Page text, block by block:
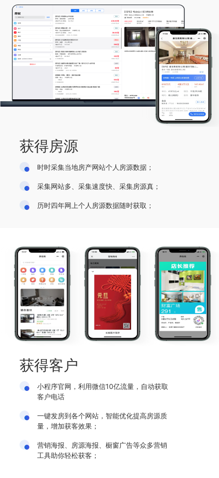
获得房源
时时采集当地房产网站个人房源数据；
采集网站多、采集速度快、采集房源真；
历时四年网上个人房源数据随时获取；
获得客户
小程序官网，利用微信10亿流量，自动获取
客户电话
一键发房到各个网站，智能优化提高房源质
量，增加获客效果；
营销海报、房源海报、橱窗广告等众多营销
工具助你轻松获客；